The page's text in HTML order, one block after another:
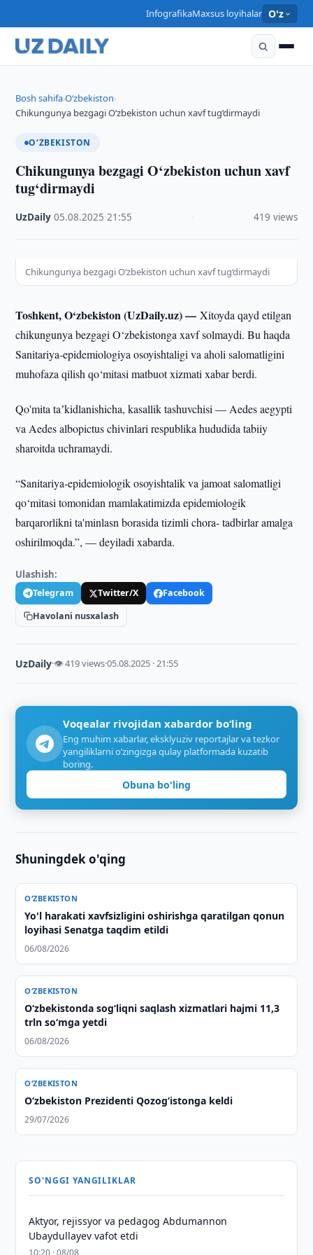
InfografikaMaxsus loyihalar O'z
Bosh sahifa›O‘zbekiston›
Chikungunya bezgagi O‘zbekiston uchun xavf tug‘dirmaydi
O‘ZBEKISTON
Chikungunya bezgagi O‘zbekiston uchun xavf
tug‘dirmaydi
UzDaily ·05.08.2025 ·21:55 419 views
Chikungunya bezgagi O‘zbekiston uchun xavf tug‘dirmaydi
Toshkent, O‘zbekiston (UzDaily.uz) —Xitoyda qayd etilgan
chikungunya bezgagi O‘zbekistonga xavf solmaydi. Bu haqda
Sanitariya-epidemiologiya osoyishtaligi va aholi salomatligini
muhofaza qilish qo‘mitasi matbuot xizmati xabar berdi.
Qo'mita taʼkidlanishicha, kasallik tashuvchisi — Aedes aegypti
va Aedes albopictus chivinlari respublika hududida tabiiy
sharoitda uchramaydi.
“Sanitariya-epidemiologik osoyishtalik va jamoat salomatligi
qo‘mitasi tomonidan mamlakatimizda epidemiologik
barqarorlikni ta'minlasn borasida tizimli chora- tadbirlar amalga
oshirilmoqda.”, — deyiladi xabarda.
Ulashish:
Telegram Twitter/X
Facebook
Havolani nusxalash
UzDaily·👁 419 views·05.08.2025 · 21:55
Voqealar rivojidan xabardor bo‘ling
Eng muhim xabarlar, eksklyuziv reportajlar va tezkor
yangiliklarni o‘zingizga qulay platformada kuzatib
boring.
Obuna bo'ling
Shuningdek o'qing
O‘ZBEKISTON
Yo'l harakati xavfsizligini oshirishga qaratilgan qonun
loyihasi Senatga taqdim etildi
06/08/2026
O‘ZBEKISTON
O‘zbekistonda sog‘liqni saqlash xizmatlari hajmi 11,3
trln so‘mga yetdi
06/08/2026
O‘ZBEKISTON
Oʻzbekiston Prezidenti Qozogʻistonga keldi
29/07/2026
SO'NGGI YANGILIKLAR
Aktyor, rejissyor va pedagog Abdumannon
Ubaydullayev vafot etdi
10:20 · 08/08